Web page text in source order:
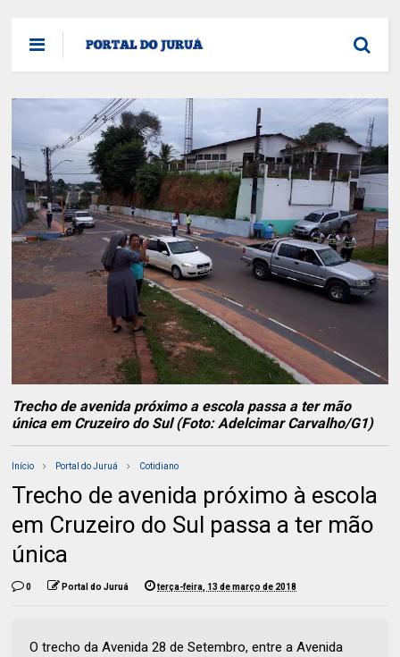
Trecho de avenida próximo a escola passa a ter mão
única em Cruzeiro do Sul (Foto: Adelcimar Carvalho/G1)
Início Portal do Juruá Cotidiano
Trecho de avenida próximo à escola
em Cruzeiro do Sul passa a ter mão
única
0 Portal do Juruá terça-feira, 13 de março de 2018
O trecho da Avenida 28 de Setembro, entre a Avenida